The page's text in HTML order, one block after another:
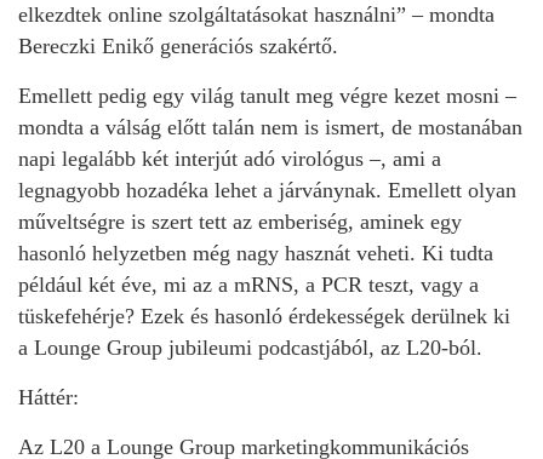
elkezdtek online szolgáltatásokat használni” – mondta
Bereczki Enikő generációs szakértő.
Emellett pedig egy világ tanult meg végre kezet mosni –
mondta a válság előtt talán nem is ismert, de mostanában
napi legalább két interjút adó virológus –, ami a
legnagyobb hozadéka lehet a járványnak. Emellett olyan
műveltségre is szert tett az emberiség, aminek egy
hasonló helyzetben még nagy hasznát veheti. Ki tudta
például két éve, mi az a mRNS, a PCR teszt, vagy a
tüskefehérje? Ezek és hasonló érdekességek derülnek ki
a Lounge Group jubileumi podcastjából, az L20-ból.
Háttér:
Az L20 a Lounge Group marketingkommunikációs